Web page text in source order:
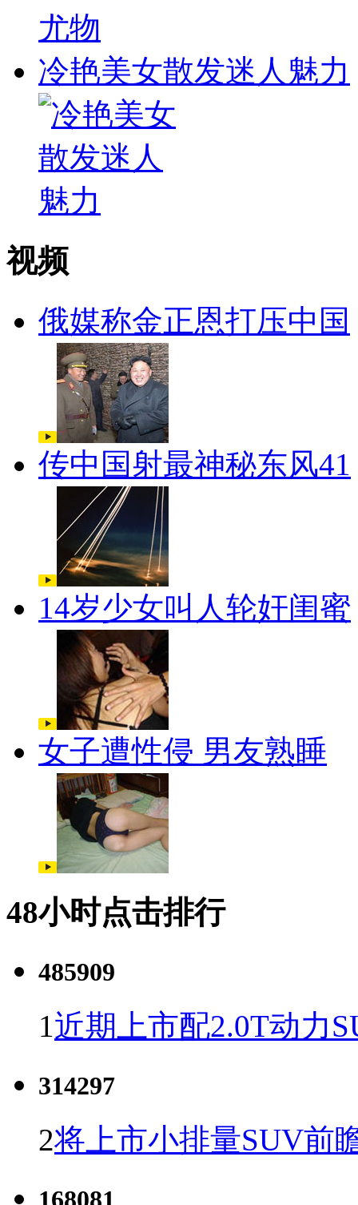
冷艳美女散发迷人魅力
视频
俄媒称金正恩打压中国
传中国射最神秘东风41
14岁少女叫人轮奸闺蜜
女子遭性侵 男友熟睡
48小时点击排行
485909
1近期上市配2.0T动力
314297
2将上市小排量SUV前